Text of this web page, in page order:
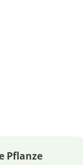
Pflanze